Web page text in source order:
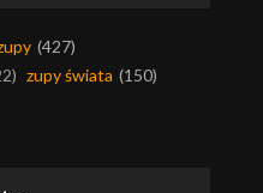
(427)
zupy świata (150)